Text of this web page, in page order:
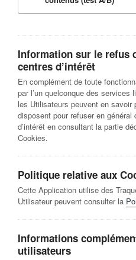
Information sur le refus
centres d’intérêt
En complément de toute
par l’un quelconque des
les Utilisateurs peuvent en
disposent pour refuser en
d’intérêt en consultant la partie
Cookies.
Politique relative aux
Cette Application utilise des
Utilisateur peuvent consulter la
Informations
utilisateurs